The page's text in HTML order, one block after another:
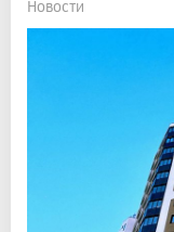
Новости